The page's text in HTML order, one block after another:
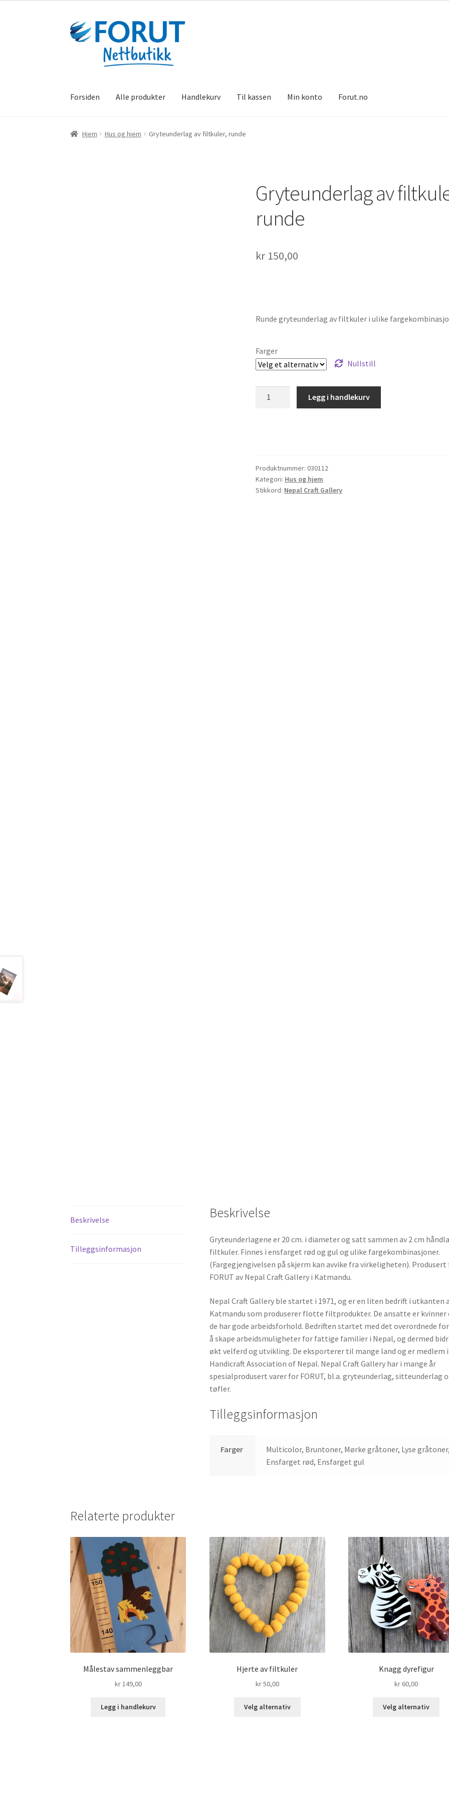
Skip
to
navigation
Skip
to
Forsiden Alle produkter Handlekurv Til kassen Min konto Forut.no
Hjem Hus og hjem Gryteunderlag av filtkuler, runde
Gryteunderlag av
runde
kr 150,00
Runde gryteunderlag av filtkuler i ulike
Farger
Nullstill
Legg i handlekurv
Produktnummer:030112
Kategori: Hus og hjem
Stikkord: Nepal Craft Gallery
Beskrivelse
Tilleggsinformasjon
Beskrivelse
Gryteunderlagene er 20 cm. i diameter og satt sammen av 2 cm
filtkuler. Finnes i ensfarget rød og gul og ulike fargekombinasjoner.
(Fargegjengivelsen på skjerm kan avvike fra virkeligheten). Produsert
FORUT av Nepal Craft Gallery i Katmandu.
Nepal Craft Gallery ble startet i 1971, og er en liten bedrift i utkanten
Katmandu som produserer flotte filtprodukter. De ansatte er kvinner
de har gode arbeidsforhold. Bedriften startet med det overordnede
å skape arbeidsmuligheter for fattige familier i Nepal, og dermed
økt velferd og utvikling. De eksporterer til mange land og er medlem i
Handicraft Association of Nepal. Nepal Craft Gallery har i mange år
spesialprodusert varer for FORUT, bl.a. gryteunderlag, sitteunderlag
tøfler.
Tilleggsinformasjon
Farger
Multicolor, Bruntoner, Mørke gråtoner, Lyse
Ensfarget rød, Ensfarget gul
Relaterte produkter
Målestav sammenleggbar
kr149,00
Legg i handlekurv
Hjerte av filtkuler
kr50,00
Velg alternativ
Knagg dyrefigur
kr 60,00
Velg alternativ